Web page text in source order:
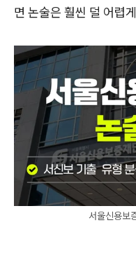
면 논술은 훨씬 덜 어렵
서울신용보